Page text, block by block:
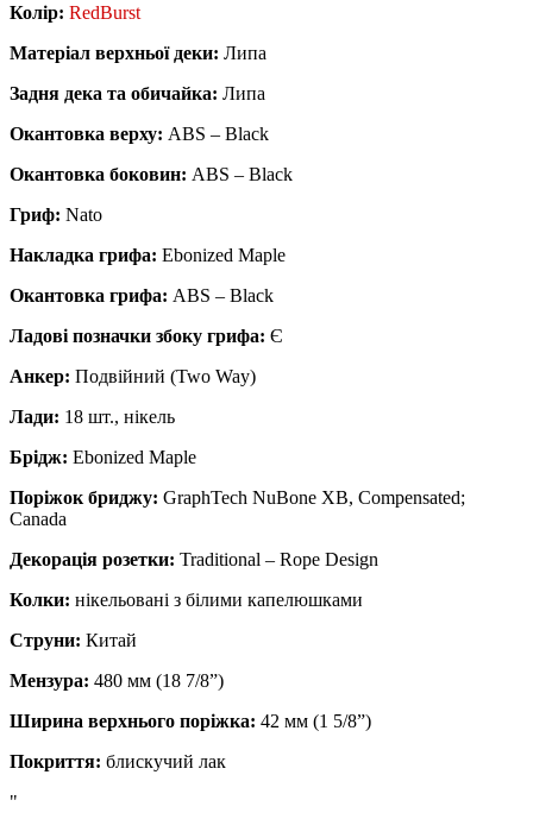
Колір: RedBurst
Матеріал верхньої деки: Липа
Задня дека та обичайка: Липа
Окантовка верху: ABS – Black
Окантовка боковин: ABS – Black
Гриф: Nato
Накладка грифа: Ebonized Maple
Окантовка грифа: ABS – Black
Ладові позначки збоку грифа: Є
Анкер: Подвійний (Two Way)
Лади: 18 шт., нікель
Брідж: Ebonized Maple
Поріжок бриджу: GraphTech NuBone XB, Compensated;
Canada
Декорація розетки: Traditional – Rope Design
Колки: нікельовані з білими капелюшками
Струни: Китай
Мензура: 480 мм (18 7/8”)
Ширина верхнього поріжка: 42 мм (1 5/8”)
Покриття: блискучий лак
"